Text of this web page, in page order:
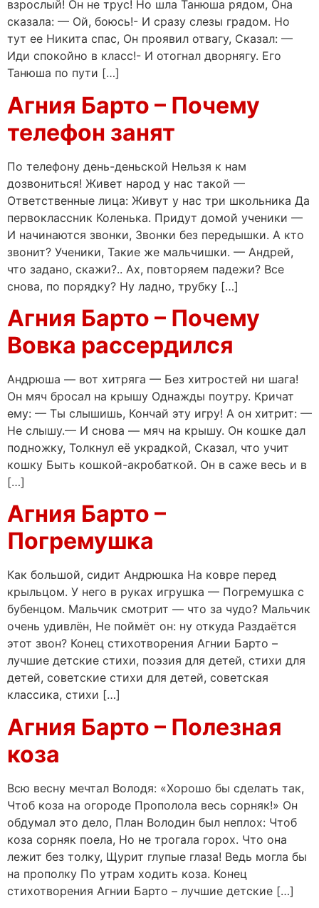
взрослый! Он не трус! Но шла Танюша рядом, Она
сказала: — Ой, боюсь!- И сразу слезы градом. Но
тут ее Никита спас, Он проявил отвагу, Сказал: —
Иди спокойно в класс!- И отогнал дворнягу. Его
Танюша по пути […]
Агния Барто – Почему
телефон занят
По телефону день-деньской Нельзя к нам
дозвониться! Живет народ у нас такой —
Ответственные лица: Живут у нас три школьника Да
первоклассник Коленька. Придут домой ученики —
И начинаются звонки, Звонки без передышки. А кто
звонит? Ученики, Такие же мальчишки. — Андрей,
что задано, скажи?.. Ах, повторяем падежи? Все
снова, по порядку? Ну ладно, трубку […]
Агния Барто – Почему
Вовка рассердился
Андрюша — вот хитряга — Без хитростей ни шага!
Он мяч бросал на крышу Однажды поутру. Кричат
ему: — Ты слышишь, Кончай эту игру! А он хитрит: —
Не слышу.— И снова — мяч на крышу. Он кошке дал
подножку, Толкнул её украдкой, Сказал, что учит
кошку Быть кошкой-акробаткой. Он в саже весь и в
[…]
Агния Барто –
Погремушка
Как большой, сидит Андрюшка На ковре перед
крыльцом. У него в руках игрушка — Погремушка с
бубенцом. Мальчик смотрит — что за чудо? Мальчик
очень удивлён, Не поймёт он: ну откуда Раздаётся
этот звон? Конец стихотворения Агнии Барто –
лучшие детские стихи, поэзия для детей, стихи для
детей, советские стихи для детей, советская
классика, стихи […]
Агния Барто – Полезная
коза
Всю весну мечтал Володя: «Хорошо бы сделать так,
Чтоб коза на огороде Прополола весь сорняк!» Он
обдумал это дело, План Володин был неплох: Чтоб
коза сорняк поела, Но не трогала горох. Что она
лежит без толку, Щурит глупые глаза! Ведь могла бы
на прополку По утрам ходить коза. Конец
стихотворения Агнии Барто – лучшие детские […]